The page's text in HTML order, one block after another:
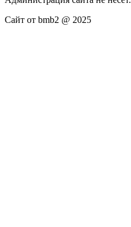
Сайт от bmb2 @ 2025